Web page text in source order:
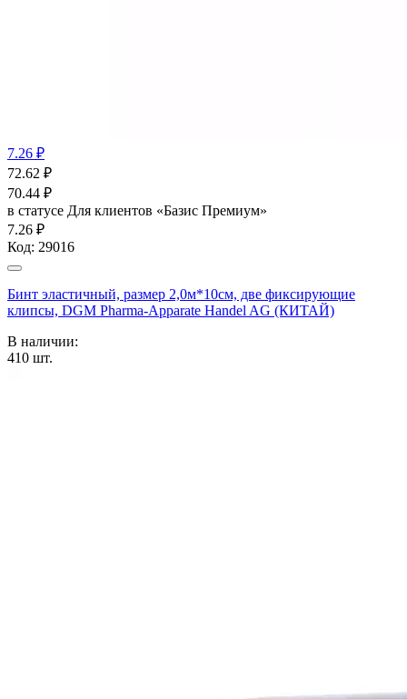
7.26 ₽
72.62 ₽
70.44 ₽
в статусе Для клиентов «Базис Премиум»
7.26 ₽
Код: 29016
Бинт эластичный, размер 2,0м*10см, две фиксирующие
клипсы, DGM Pharma-Apparate Handel AG (КИТАЙ)
В наличии:
410 шт.